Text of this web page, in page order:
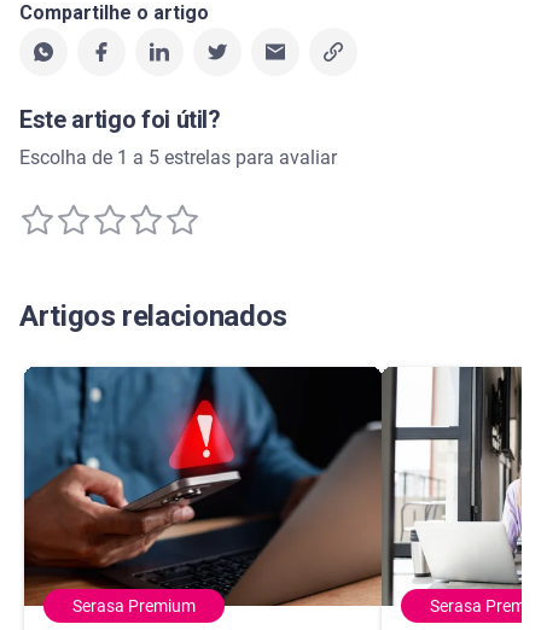
Compartilhe o artigo
Este artigo foi útil?
Escolha de 1 a 5 estrelas para avaliar
Artigos relacionados
Serasa Premium Serasa